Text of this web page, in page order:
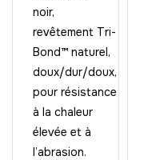
noir,
revêtement Tri-
Bond™ naturel,
doux/dur/doux,
pour résistance
à la chaleur
élevée et à
l’abrasion.